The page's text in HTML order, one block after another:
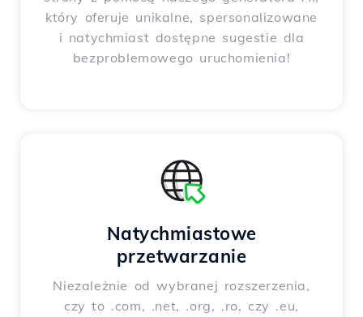
który oferuje unikalne, spersonalizowane
i natychmiast dostępne sugestie dla
bezproblemowego uruchomienia!
Natychmiastowe
przetwarzanie
Niezależnie od wybranej rozszerzenia,
czy to .com, .net, .org, .ro, czy .eu,